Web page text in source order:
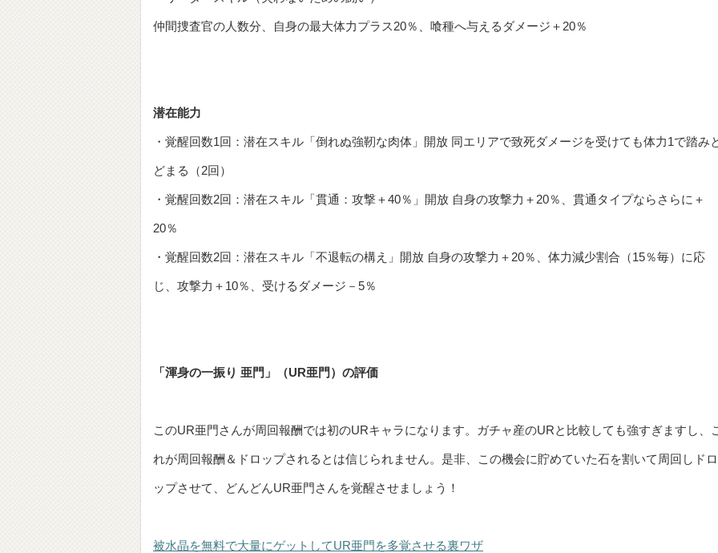
仲間捜査官の人数分、自身の最大体力プラス20％、喰種へ与えるダメージ＋20％
潜在能力
・覚醒回数1回：潜在スキル「倒れぬ強靭な肉体」開放 同エリアで致死ダメージを受けても体力1で踏み
どまる（2回）
・覚醒回数2回：潜在スキル「貫通：攻撃＋40％」開放 自身の攻撃力＋20％、貫通タイプならさらに＋
20％
・覚醒回数2回：潜在スキル「不退転の構え」開放 自身の攻撃力＋20％、体力減少割合（15％毎）に応
じ、攻撃力＋10％、受けるダメージ－5％
「渾身の一振り 亜門」（UR亜門）の評価
このUR亜門さんが周回報酬では初のURキャラになります。ガチャ産のURと比較しても強すぎますし、
れが周回報酬＆ドロップされるとは信じられません。是非、この機会に貯めていた石を割いて周回しドロ
ップさせて、どんどんUR亜門さんを覚醒させましょう！
被水晶を無料で大量にゲットしてUR亜門を多覚させる裏ワザ